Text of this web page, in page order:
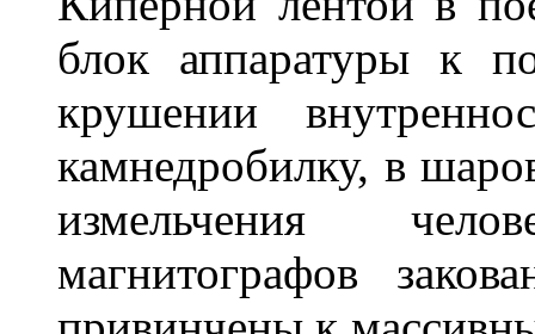
блок аппаратуры к
крушении
камнедробилку, в
измельчения
магнитографов